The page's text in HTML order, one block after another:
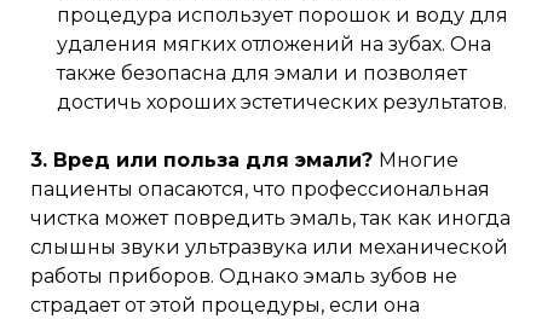
процедура использует порошок и воду для
удаления мягких отложений на зубах. Она
также безопасна для эмали и позволяет
достичь хороших эстетических результатов.
3. Вред или польза для эмали? Многие
пациенты опасаются, что профессиональная
чистка может повредить эмаль, так как иногда
слышны звуки ультразвука или механической
работы приборов. Однако эмаль зубов не
страдает от этой процедуры, если она